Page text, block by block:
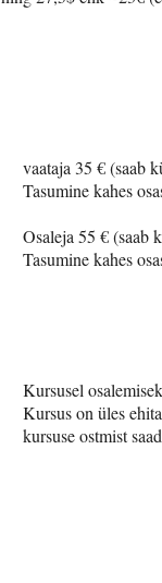
Kursusel
​Kursus on üles
kursuse ostmist
vaataja 35 € (saab
Tasumine kahes
Osaleja 55 € (saab
Tasumine kahes